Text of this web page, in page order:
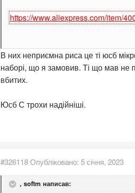
https://www.aliexpress.com/item/
В них неприємна риса це ті юсб
наборі, що я замовив. Ті що мав не
вбитих.
Юсб С трохи надійніші.
#326118Опубліковано: 5 січня, 2023
, softm написав: